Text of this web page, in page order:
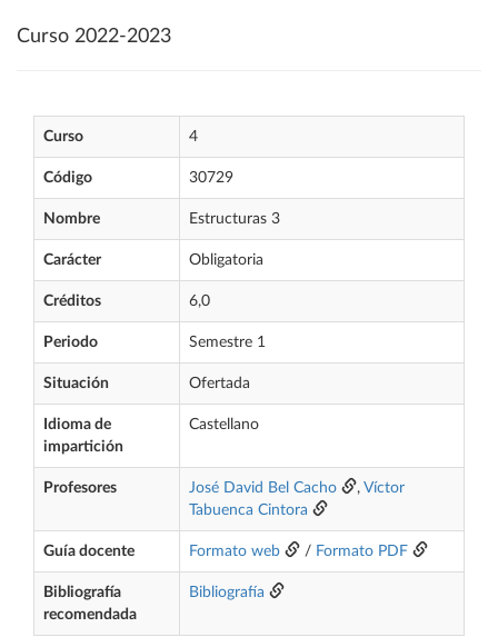
Curso 2022-2023
Curso 4
Código 30729
Nombre Estructuras 3
Carácter Obligatoria
Créditos 6,0
Periodo Semestre 1
Situación Ofertada
Idioma de
impartición
Castellano
Profesores José David Bel Cacho , Víctor
Tabuenca Cintora
Guía docente Formato web / Formato PDF
Bibliografía
recomendada
Bibliografía